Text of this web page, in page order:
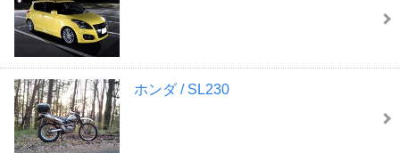
ホンダ / SL230